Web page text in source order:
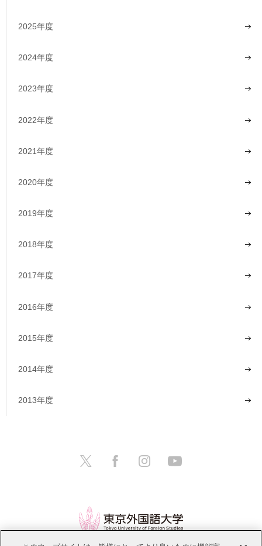
2025年度
2024年度
2023年度
2022年度
2021年度
2020年度
2019年度
2018年度
2017年度
2016年度
2015年度
2014年度
2013年度